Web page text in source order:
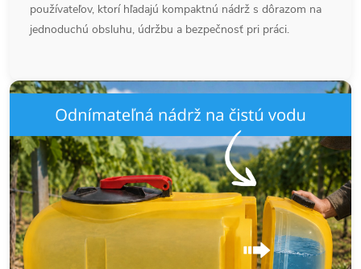
používateľov, ktorí hľadajú kompaktnú nádrž s dôrazom na
jednoduchú obsluhu, údržbu a bezpečnosť pri práci.